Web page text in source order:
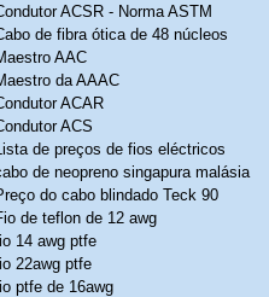
ACSR - Norma ASTM
de fibra ótica de 48 núcleos
AAC
da AAAC
ACAR
ACS
de preços de fios eléctricos
de neopreno singapura malásia
do cabo blindado Teck 90
de teflon de 12 awg
14 awg ptfe
22awg ptfe
ptfe de 16awg